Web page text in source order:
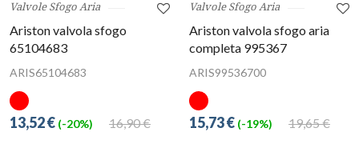
Valvole Sfogo Aria
Ariston valvola sfogo
65104683
ARIS65104683
16,90 €
13,52 € (-20%)
Valvole Sfogo Aria
Ariston valvola sfogo aria
completa 995367
ARIS99536700
19,65 €
15,73 € (-19%)